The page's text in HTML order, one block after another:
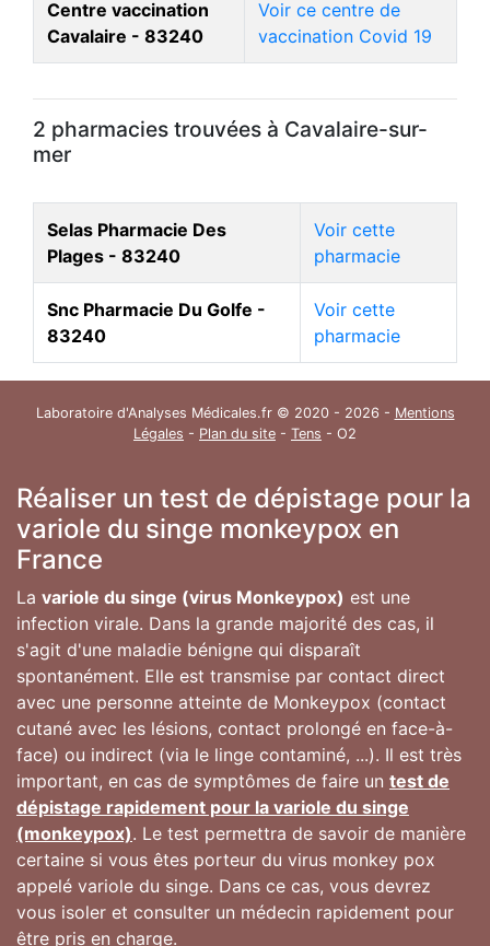
Centre vaccination
Cavalaire - 83240
Voir ce centre de
vaccination Covid 19
2 pharmacies trouvées à Cavalaire-sur-
mer
Selas Pharmacie Des
Plages - 83240
Voir cette
pharmacie
Snc Pharmacie Du Golfe -
83240
Voir cette
pharmacie
Laboratoire d'Analyses Médicales.fr © 2020 - 2026 - Mentions
Légales - Plan du site - Tens - O2
Réaliser un test de dépistage pour la
variole du singe monkeypox en
France
La variole du singe (virus Monkeypox) est une
infection virale. Dans la grande majorité des cas, il
s'agit d'une maladie bénigne qui disparaît
spontanément. Elle est transmise par contact direct
avec une personne atteinte de Monkeypox (contact
cutané avec les lésions, contact prolongé en face-à-
face) ou indirect (via le linge contaminé, ...). Il est très
important, en cas de symptômes de faire un test de
dépistage rapidement pour la variole du singe
(monkeypox). Le test permettra de savoir de manière
certaine si vous êtes porteur du virus monkey pox
appelé variole du singe. Dans ce cas, vous devrez
vous isoler et consulter un médecin rapidement pour
être pris en charge.